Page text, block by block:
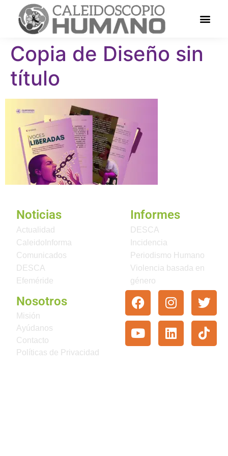
Copia de Diseño sin
título
Noticias
Actualidad
CaleidoInforma
Comunicados
DESCA
Efeméride
Informes
DESCA
Incidencia
Periodismo Humano
Violencia basada en
género
Nosotros
Misión
Ayúdanos
Contacto
Políticas de Privacidad